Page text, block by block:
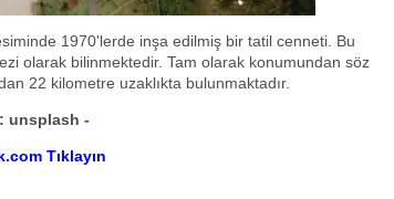
1970'lerde inşa edilmiş bir tatil cenneti. Bu
olarak bilinmektedir. Tam olarak konumundan söz
22 kilometre uzaklıkta bulunmaktadır.
unsplash -
Tıklayın